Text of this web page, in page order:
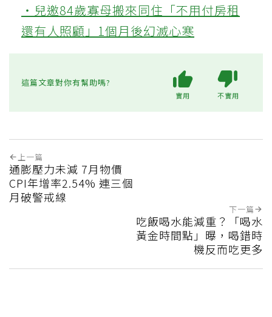
‧兒邀84歲寡母搬來同住「不用付房租
還有人照顧」1個月後幻滅心寒
這篇文章對你有幫助嗎?
實用 不實用
上一篇
通膨壓力未減 7月物價
CPI年增率2.54% 連三個
月破警戒線
下一篇
吃飯喝水能減重？「喝水
黃金時間點」曝，喝錯時
機反而吃更多